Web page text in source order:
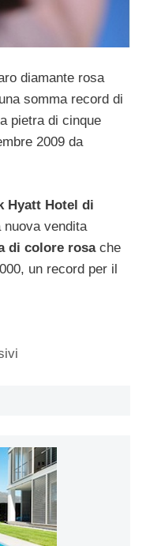
diamante rosa
somma record di
pietra di cinque
2009 da
Hyatt Hotel di
nuova vendita
di colore rosache
un record per il